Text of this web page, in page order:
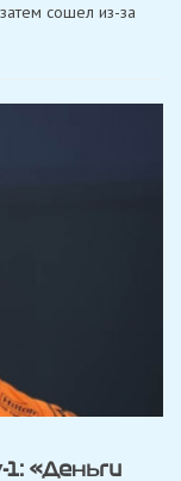
сошел из-за
«Деньги